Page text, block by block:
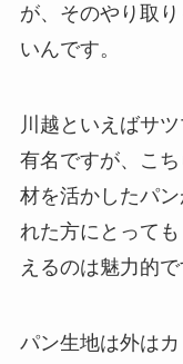
が、そのやり取
いんです。
川越といえばサ
有名ですが、こ
材を活かしたパ
れた方にとって
えるのは魅力的で
パン生地は外は